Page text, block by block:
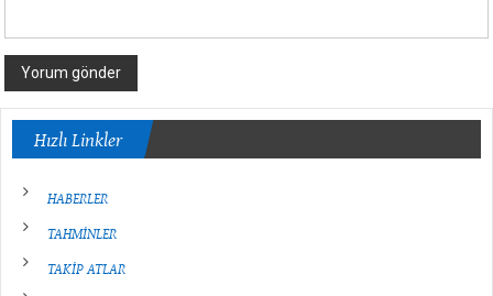
Hızlı Linkler
HABERLER
TAHMİNLER
TAKİP ATLAR